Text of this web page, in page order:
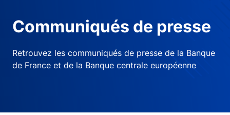
Communiqués de presse
Retrouvez les communiqués de presse de la Banque
de France et de la Banque centrale européenne